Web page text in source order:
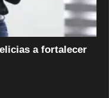
a fortalecer